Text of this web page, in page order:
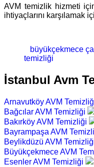
AVM temizlik hizmeti
ihtiyaçlarını karşılamak
büyükçekmece
temizliği
İstanbul Avm
Arnavutköy AVM
Bağcılar AVM Temizliği
Bakırköy AVM Temizliği
Bayrampaşa AVM
Beylikdüzü AVM
Büyükçekmece AVM
Esenler AVM Temizliği